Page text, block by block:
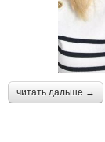
читать дальше →